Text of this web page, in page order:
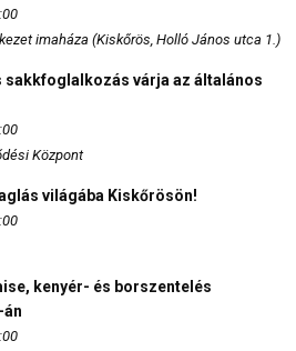
imaháza (Kiskőrös, Holló János utca 1.)
sakkfoglalkozás várja az általános
Központ
világába Kiskőrösön!
kenyér- és borszentelés